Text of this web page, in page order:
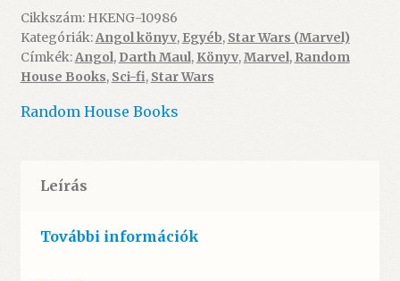
Cikkszám: HKENG-10986
Kategóriák:Angol könyv, Egyéb, Star Wars (Marvel)
Címkék:Angol, Darth Maul, Könyv,Marvel, Random
House Books, Sci-fi, Star Wars
Random House Books
Leírás
További információk